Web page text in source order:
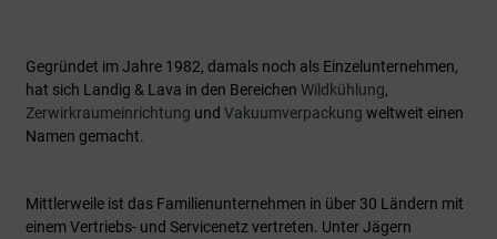
Gegründet im Jahre 1982, damals noch als Einzelunternehmen,
hat sich Landig & Lava in den Bereichen Wildkühlung,
Zerwirkraumeinrichtung und Vakuumverpackung weltweit einen
Namen gemacht.
Mittlerweile ist das Familienunternehmen in über 30 Ländern mit
einem Vertriebs- und Servicenetz vertreten. Unter Jägern